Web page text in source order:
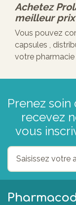
Achetez
meilleur prix
Vous pouvez
capsules ,
votre pharmacie
Prenez
recevez
vous